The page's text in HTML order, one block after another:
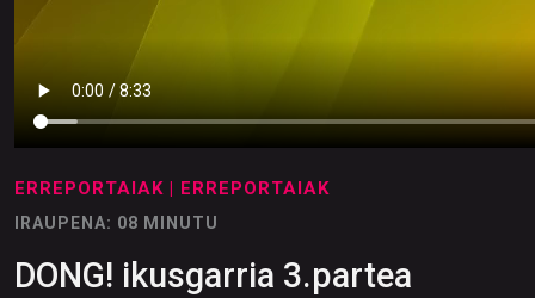
ERREPORTAIAK | ERREPORTAIAK
IRAUPENA: 08 MINUTU
DONG! ikusgarria 3.partea